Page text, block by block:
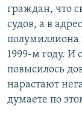
граждан, что
судов, а в
полумиллиона
1999-м году. И
повысилось
нарастают
думаете по